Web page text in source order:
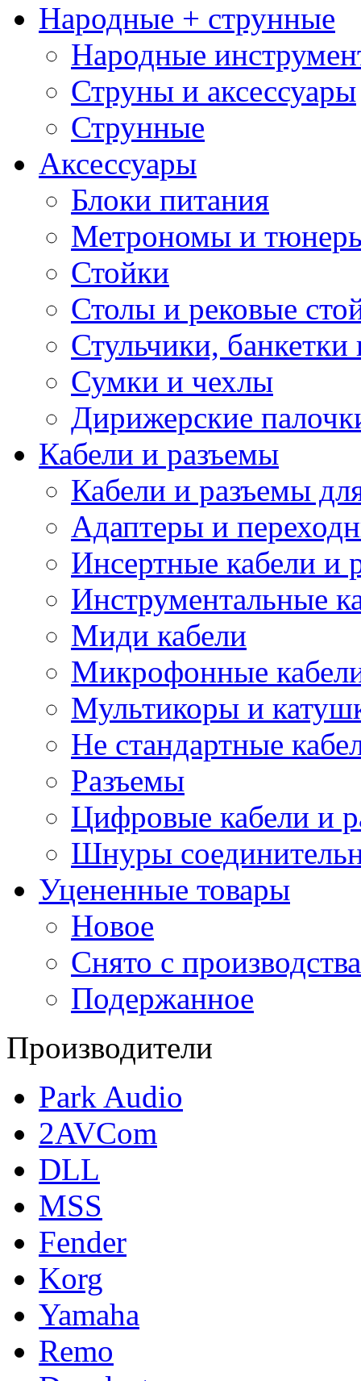
Народные + струнные
Народные
Струны и аксессуары
Струнные
Аксессуары
Блоки питания
Метрономы и
Стойки
Столы и рековые
Стульчики, банкетки
Сумки и чехлы
Дирижерские
Кабели и разъемы
Кабели и разъемы
Адаптеры и
Инсертные кабели и
Инструментальные
Миди кабели
Микрофонные
Мультикоры и
Не стандартные
Разъемы
Цифровые кабели и
Шнуры
Уцененные товары
Новое
Снято с производства
Подержанное
Производители
Park Audio
2AVCom
DLL
MSS
Fender
Korg
Yamaha
Remo